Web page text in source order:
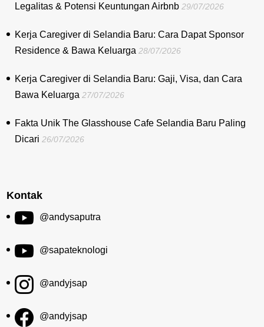
Legalitas & Potensi Keuntungan Airbnb 29/07/2026
Kerja Caregiver di Selandia Baru: Cara Dapat Sponsor
Residence & Bawa Keluarga 28/07/2026
Kerja Caregiver di Selandia Baru: Gaji, Visa, dan Cara
Bawa Keluarga 27/07/2026
Fakta Unik The Glasshouse Cafe Selandia Baru Paling
Dicari 26/07/2026
Kontak
@andysaputra
@sapateknologi
@andyjsap
@andyjsap